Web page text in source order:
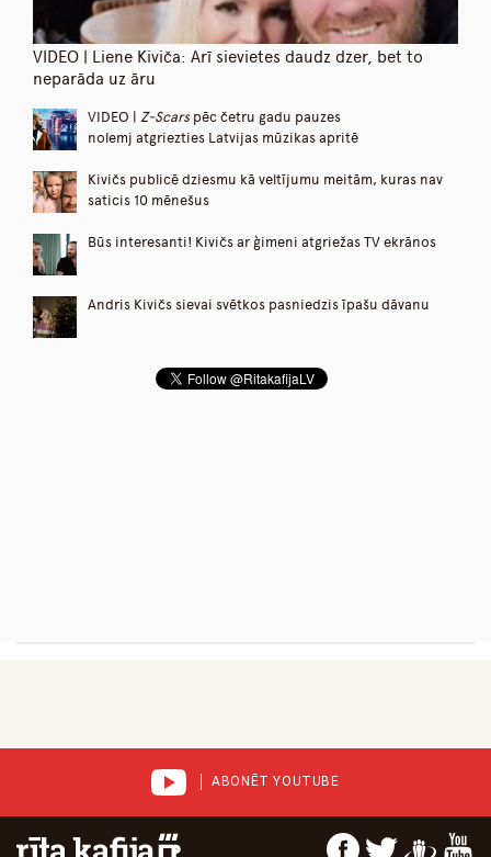
VIDEO | Liene Kiviča: Arī sievietes daudz dzer, bet to
neparāda uz āru
VIDEO | Z-Scarspēc četru gadu pauzes
nolemj atgriezties Latvijas mūzikas apritē
Kivičs publicē dziesmu kā veltījumu meitām, kuras nav
saticis 10 mēnešus
Būs interesanti! Kivičs ar ģimeni atgriežas TV ekrānos
Andris Kivičs sievai svētkos pasniedzis īpašu dāvanu
ABONĒT YOUTUBE